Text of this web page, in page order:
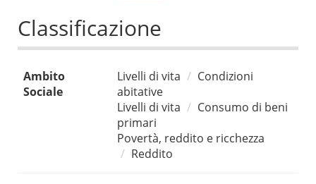
Classificazione
Ambito
Sociale
Livelli di vita
Condizioni
abitative
Livelli di vita
Consumo di beni
primari
Povertà, reddito e ricchezza
Reddito